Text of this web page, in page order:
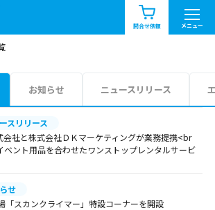
問合せ依頼 メニュー
お知らせ一覧
ト
エリア情報を見る
関西 中国・四国
縄（外部）
お知らせ ニュースリリース
スリリース
社と株式会社ＤＫマーケティングが業務提携<br
ント用品を合わせたワンストップレンタルサービ
せ
「スカンクライマー」特設コーナーを開設